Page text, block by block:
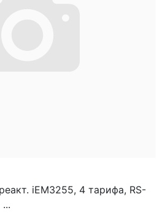
iEM3255, 4 тарифа, RS-